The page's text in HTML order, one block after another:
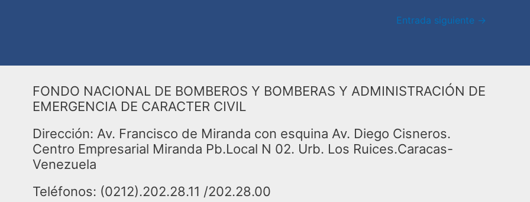
Entrada siguiente →
FONDO NACIONAL DE BOMBEROS Y BOMBERAS Y ADMINISTRACIÓN DE
EMERGENCIA DE CARACTER CIVIL
Dirección: Av. Francisco de Miranda con esquina Av. Diego Cisneros.
Centro Empresarial Miranda Pb.Local N 02. Urb. Los Ruices.Caracas-
Venezuela
Teléfonos: (0212).202.28.11 /202.28.00